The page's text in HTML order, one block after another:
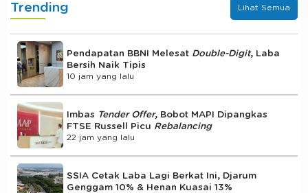
Trending Lihat Semua
Pendapatan BBNI Melesat Double-Digit, Laba
Bersih Naik Tipis
10 jam yang lalu
Imbas Tender Offer, Bobot MAPI Dipangkas
FTSE Russell Picu Rebalancing
22 jam yang lalu
SSIA Cetak Laba Lagi Berkat Ini, Djarum
Genggam 10% & Henan Kuasai 13%